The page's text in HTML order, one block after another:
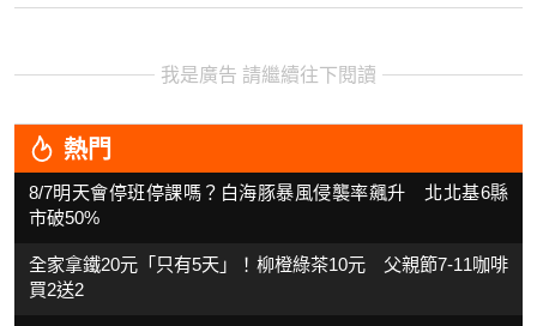
我是廣告 請繼續往下閱讀
熱門
8/7明天會停班停課嗎？白海豚暴風侵襲率飆升 北北基6縣
市破50%
全家拿鐵20元「只有5天」！柳橙綠茶10元 父親節7-11咖啡
買2送2